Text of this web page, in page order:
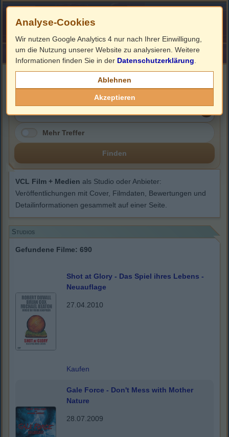
HOME ImpressumLinks
VCL Film + Medien
Mehr Treffer
Finden
VCL Film + Medien als Studio oder Anbieter:
Veröffentlichungen mit Cover, Filmdaten, Bewertungen und
Detailinformationen gesammelt auf einer Seite.
Studios
Gefundene Filme: 690
Shot at Glory - Das Spiel ihres Lebens -
Neuauflage
27.04.2010
Kaufen
Gale Force - Don't Mess with Mother
Nature
28.07.2009
Analyse-Cookies
Wir nutzen Google Analytics 4 nur nach Ihrer Einwilligung,
um die Nutzung unserer Website zu analysieren. Weitere
Informationen finden Sie in der Datenschutzerklärung
Ablehnen
Akzeptieren